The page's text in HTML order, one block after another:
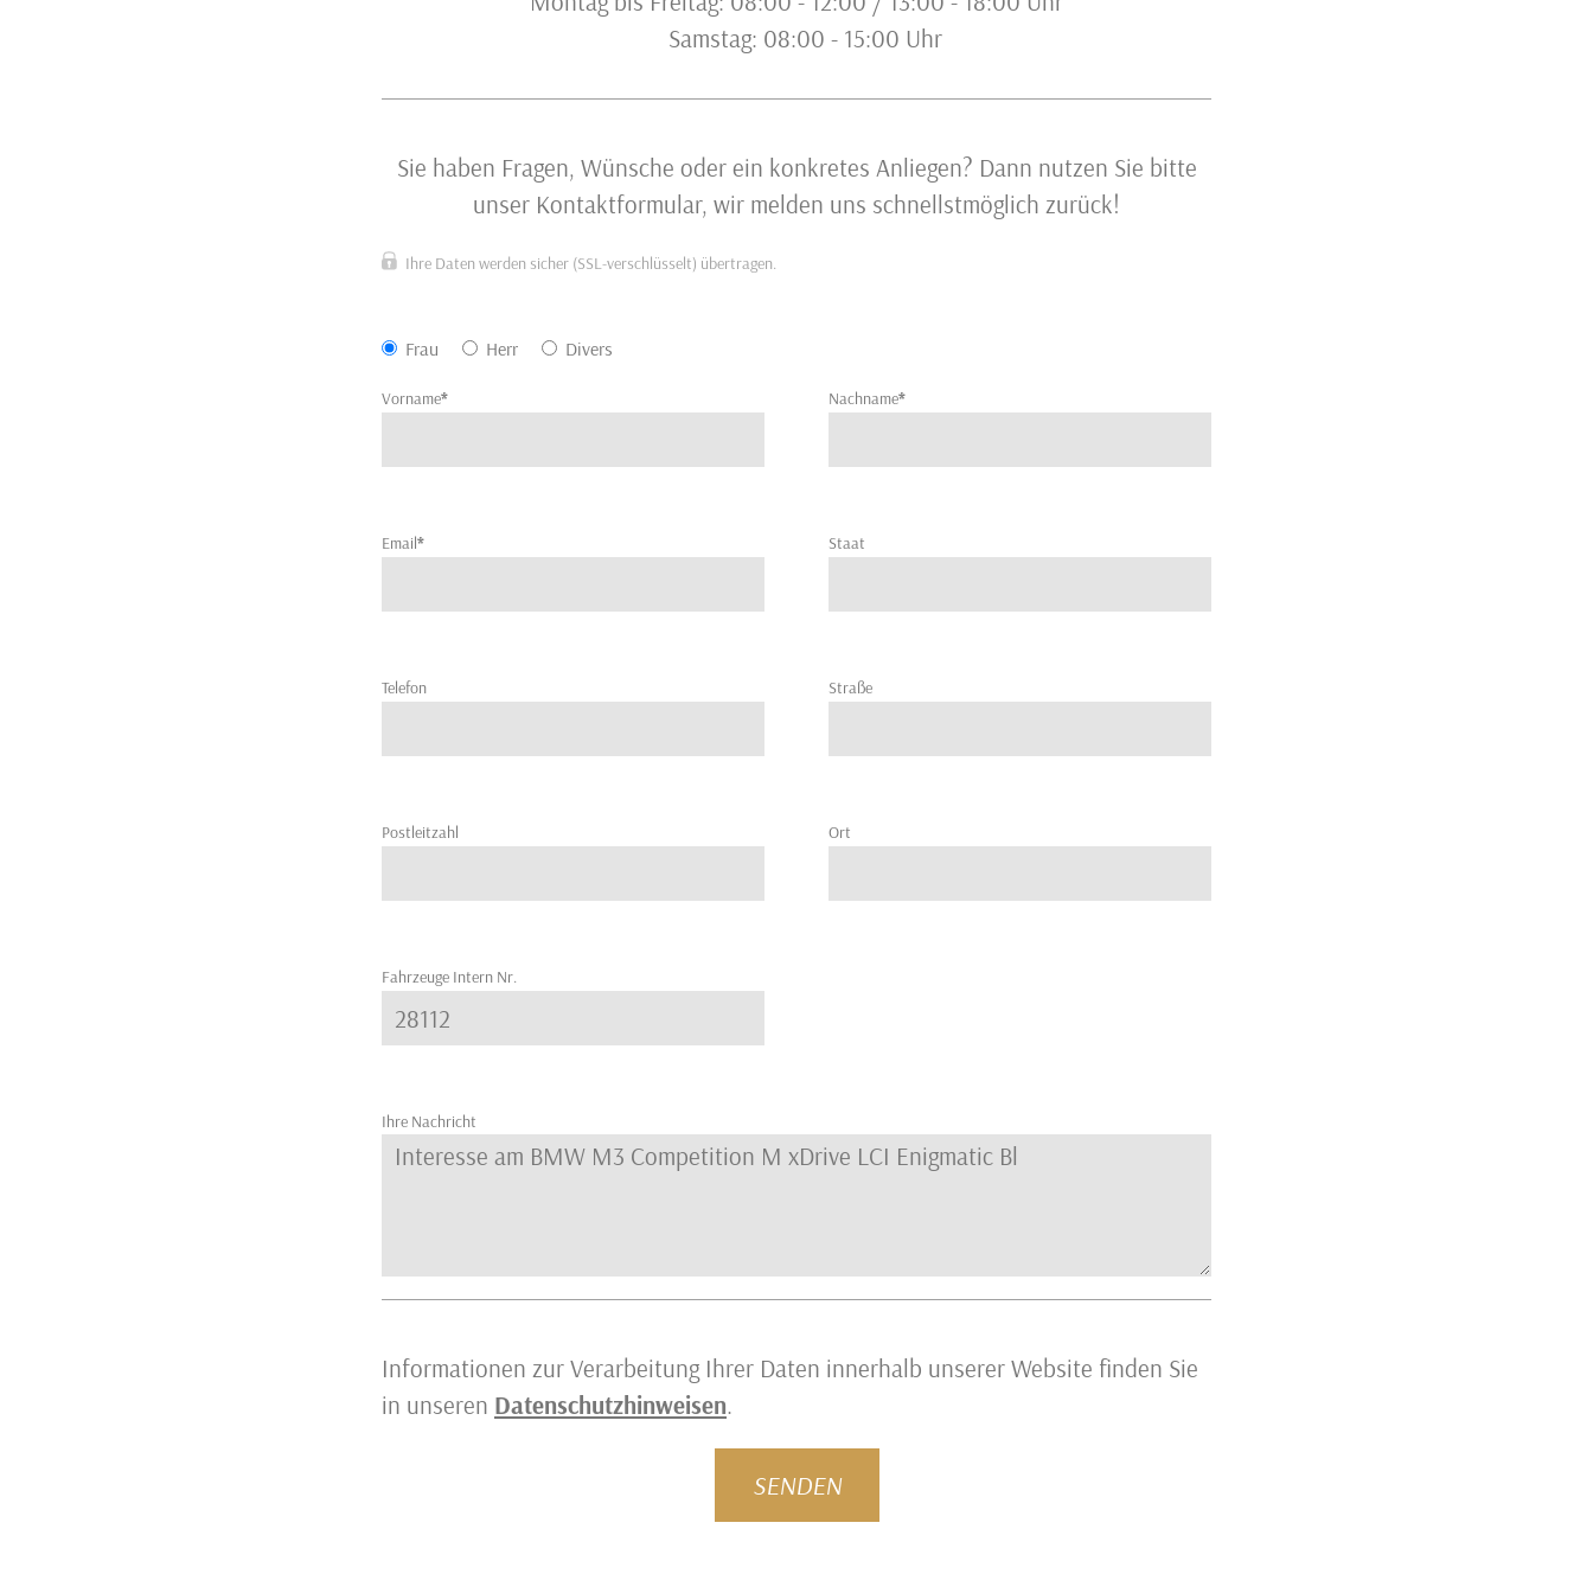
Samstag: 08:00 - 15:00 Uhr
Sie haben Fragen, Wünsche oder ein konkretes Anliegen? Dann nutzen Sie bitte
unser Kontaktformular, wir melden uns schnellstmöglich zurück!
Ihre Daten werden sicher (SSL-verschlüsselt) übertragen.
Frau Herr Divers
Vorname* Nachname*
Email* Staat
Telefon Straße
Postleitzahl Ort
Fahrzeuge Intern Nr.
Ihre Nachricht
Informationen zur Verarbeitung Ihrer Daten innerhalb unserer Website finden Sie
in unseren Datenschutzhinweisen.
SENDEN